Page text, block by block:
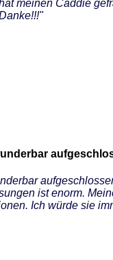
meinen Caddie
ist enorm.
Ich würde sie